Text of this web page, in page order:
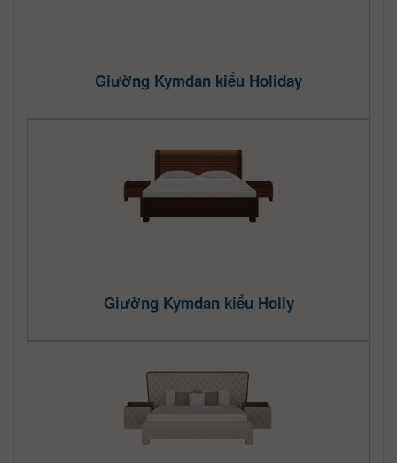
Giường Kymdan kiểu Holiday
Giường Kymdan kiểu Holly